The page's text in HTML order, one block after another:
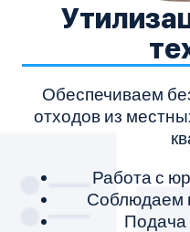
Обеспечиваем
отходов из
Работа с
Соблюдаем
Подача